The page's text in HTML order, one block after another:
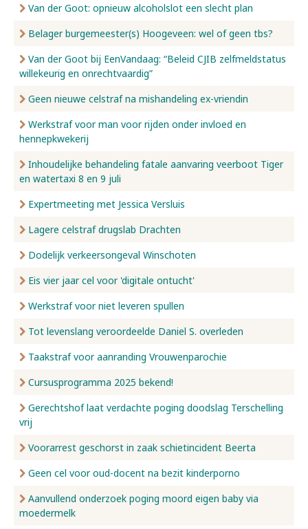
Van der Goot: opnieuw alcoholslot een slecht plan
Belager burgemeester(s) Hoogeveen: wel of geen tbs?
Van der Goot bij EenVandaag: “Beleid CJIB zelfmeldstatus
willekeurig en onrechtvaardig”
Geen nieuwe celstraf na mishandeling ex-vriendin
Werkstraf voor man voor rijden onder invloed en
hennepkwekerij
Inhoudelijke behandeling fatale aanvaring veerboot Tiger
en watertaxi 8 en 9 juli
Expertmeeting met Jessica Versluis
Lagere celstraf drugslab Drachten
Dodelijk verkeersongeval Winschoten
Eis vier jaar cel voor 'digitale ontucht'
Werkstraf voor niet leveren spullen
Tot levenslang veroordeelde Daniel S. overleden
Taakstraf voor aanranding Vrouwenparochie
Cursusprogramma 2025 bekend!
Gerechtshof laat verdachte poging doodslag Terschelling
vrij
Voorarrest geschorst in zaak schietincident Beerta
Geen cel voor oud-docent na bezit kinderporno
Aanvullend onderzoek poging moord eigen baby via
moedermelk